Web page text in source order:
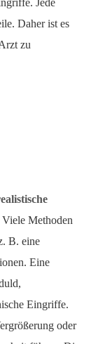
Jede
Daher ist es
zu
Viele Methoden
B. eine
Eine
Eingriffe.
oder